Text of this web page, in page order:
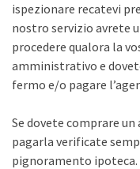
ispezionare recatevi
nostro servizio avrete
procedere qualora la
amministrativo e
fermo e/o pagare
Se dovete comprare
pagarla verificate
pignoramento ipoteca.